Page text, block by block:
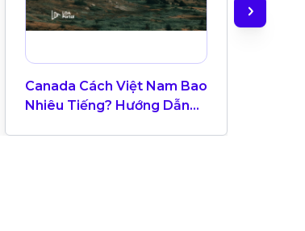
Canada Cách Việt Nam Bao
Nhiêu Tiếng? Hướng Dẫn